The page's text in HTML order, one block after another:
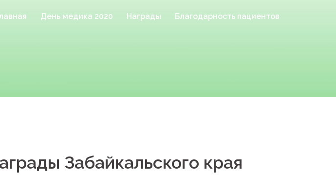
День медика 2020 Награды Благодарность пациентов
Забайкальского края